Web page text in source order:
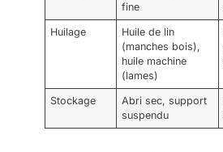
fine
Huilage
Huile de lin
(manches bois),
huile machine
(lames)
Stockage
Abri sec, support
suspendu